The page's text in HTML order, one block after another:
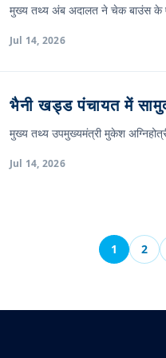
मुख्य तथ्य अंब अदालत ने चेक बाउंस के
Jul 14, 2026
भैनी खड्ड पंचायत में
मुख्य तथ्य उपमुख्यमंत्री मुकेश
Jul 14, 2026
1 2